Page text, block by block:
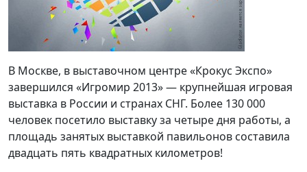
В Москве, в выставочном центре «Крокус Экспо»
завершился «Игромир 2013» — крупнейшая игровая
выставка в России и странах СНГ. Более 130 000
человек посетило выставку за четыре дня работы, а
площадь занятых выставкой павильонов составила
двадцать пять квадратных километров!